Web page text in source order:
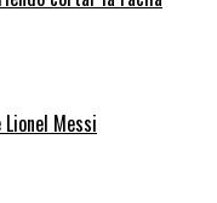
Messi